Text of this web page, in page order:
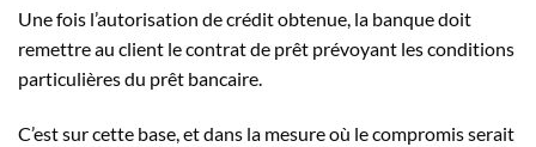
Une fois l’autorisation de crédit obtenue, la banque doit
remettre au client le contrat de prêt prévoyant les conditions
particulières du prêt bancaire.
C’est sur cette base, et dans la mesure où le compromis serait